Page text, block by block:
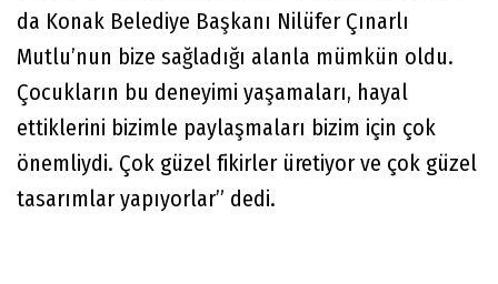
da Konak Belediye Başkanı Nilüfer Çınarlı
Mutlu’nun bize sağladığı alanla mümkün oldu.
Çocukların bu deneyimi yaşamaları, hayal
ettiklerini bizimle paylaşmaları bizim için çok
önemliydi. Çok güzel fikirler üretiyor ve çok güzel
tasarımlar yapıyorlar” dedi.